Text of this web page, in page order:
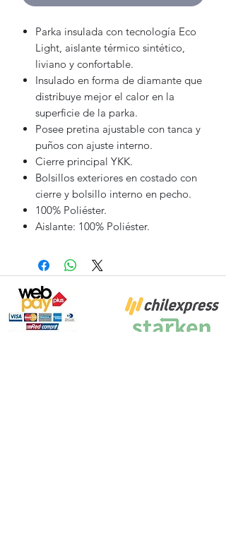
Parka insulada con tecnología Eco
Light, aislante térmico sintético,
liviano y confortable.
Insulado en forma de diamante que
distribuye mejor el calor en la
superficie de la parka.
Posee pretina ajustable con tanca y
puños con ajuste interno.
Cierre principal YKK.
Bolsillos exteriores en costado con
cierre y bolsillo interno en pecho.
100% Poliéster.
Aislante: 100% Poliéster.